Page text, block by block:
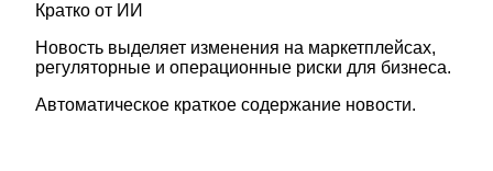
Кратко от ИИ
Новость выделяет изменения на маркетплейсах,
регуляторные и операционные риски для бизнеса.
Автоматическое краткое содержание новости.